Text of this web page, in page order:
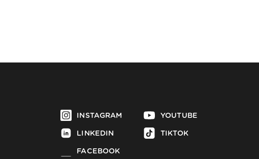
INSTAGRAM
LINKEDIN
FACEBOOK
YOUTUBE
TIKTOK